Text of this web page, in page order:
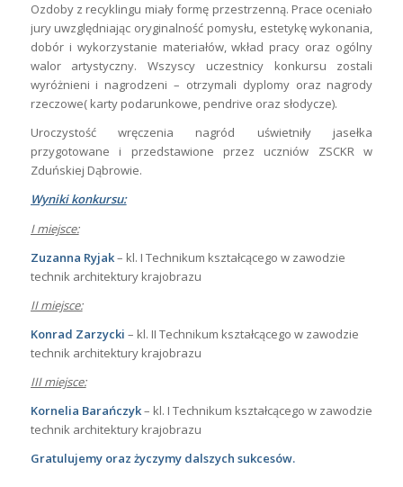
Ozdoby z recyklingu miały formę przestrzenną. Prace oceniało
jury uwzględniając oryginalność pomysłu, estetykę wykonania,
dobór i wykorzystanie materiałów, wkład pracy oraz ogólny
walor artystyczny. Wszyscy uczestnicy konkursu zostali
wyróżnieni i nagrodzeni – otrzymali dyplomy oraz nagrody
rzeczowe( karty podarunkowe, pendrive oraz słodycze).
Uroczystość wręczenia nagród uświetniły jasełka
przygotowane i przedstawione przez uczniów ZSCKR w
Zduńskiej Dąbrowie.
Wyniki konkursu:
I miejsce:
Zuzanna Ryjak– kl. I Technikum kształcącego w zawodzie
technik architektury krajobrazu
II miejsce:
Konrad Zarzycki – kl. II Technikum kształcącego w zawodzie
technik architektury krajobrazu
III miejsce:
Kornelia Barańczyk– kl. I Technikum kształcącego w zawodzie
technik architektury krajobrazu
Gratulujemy oraz życzymy dalszych sukcesów.